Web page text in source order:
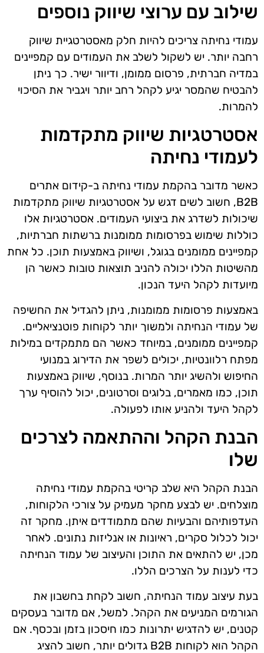
שילוב עם ערוצי שיווק נוספים
עמודי נחיתה צריכים להיות חלק מאסטרטגיית שיווק
רחבה יותר. יש לשקול לשלב את העמודים עם קמפיינים
במדיה חברתית, פרסום ממומן, ודיוור ישיר. כך ניתן
להבטיח שהמסר יגיע לקהל רחב יותר ויגביר את הסיכוי
להמרות.
אסטרטגיות שיווק מתקדמות
לעמודי נחיתה
כאשר מדובר בהקמת עמודי נחיתה ב-קידום אתרים
B2B, חשוב לשים דגש על אסטרטגיות שיווק מתקדמות
שיכולות לשדרג את ביצועי העמודים. אסטרטגיות אלו
כוללות שימוש בפרסומות ממומנות ברשתות חברתיות,
קמפיינים ממומנים בגוגל, ושיווק באמצעות תוכן. כל אחת
מהשיטות הללו יכולה להניב תוצאות טובות כאשר הן
מיועדות לקהל היעד הנכון.
באמצעות פרסומות ממומנות, ניתן להגדיל את החשיפה
של עמודי הנחיתה ולמשוך יותר לקוחות פוטנציאליים.
קמפיינים ממומנים, במיוחד כאשר הם מתמקדים במילות
מפתח רלוונטיות, יכולים לשפר את הדירוג במנועי
החיפוש ולהשיג יותר המרות. בנוסף, שיווק באמצעות
תוכן, כמו מאמרים, בלוגים וסרטונים, יכול להוסיף ערך
לקהל היעד ולהניע אותו לפעולה.
הבנת הקהל וההתאמה לצרכים
שלו
הבנת הקהל היא שלב קריטי בהקמת עמודי נחיתה
מוצלחים. יש לבצע מחקר מעמיק על צורכי הלקוחות,
העדפותיהם והבעיות שהם מתמודדים איתן. מחקר זה
יכול לכלול סקרים, ראיונות או אנליזות נתונים. לאחר
מכן, יש להתאים את התוכן והעיצוב של עמוד הנחיתה
כדי לענות על הצרכים הללו.
בעת עיצוב עמוד הנחיתה, חשוב לקחת בחשבון את
הגורמים המניעים את הקהל. למשל, אם מדובר בעסקים
קטנים, יש להדגיש יתרונות כמו חיסכון בזמן ובכסף. אם
הקהל הוא לקוחות B2B גדולים יותר, חשוב להציג